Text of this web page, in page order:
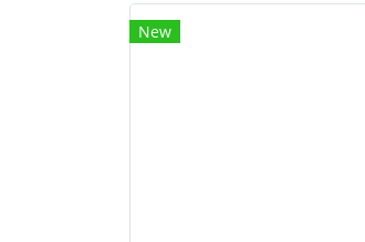
New